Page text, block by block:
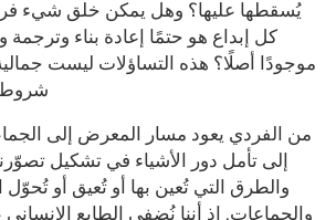
يُسقطها عليها؟ وهل يمكن خلق شيء
كل إبداع هو حتمًا إعادة بناء
موجودًا أصلًا؟ هذه التساؤلات ليست
شروط
من الفردي يعود مسار المعرض إلى
إلى تأمل دور الأشياء في تشكيل
والطرق التي تُعين بها أو تُعيق أو تُحوّل
والجماعات. إذ أننا نُضفي الطابع الإنساني